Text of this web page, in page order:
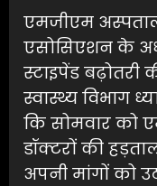
एमजीएम
एसोसिएशन के
स्टाइपेंड बढ़ोतरी
स्वास्थ्य विभाग
कि सोमवार को
डॉक्टरों की
अपनी मांगों को